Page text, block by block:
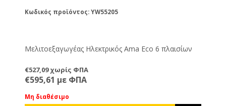
Κωδικός προϊόντος: YW55205
Μελιτοεξαγωγέας Ηλεκτρικός Ama Eco 6 πλαισίων
€527,09 χωρίς ΦΠΑ
€595,61 με ΦΠΑ
Μη διαθέσιμο